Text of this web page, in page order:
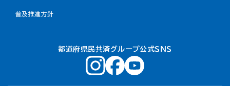
普及推進方針
都道府県民共済グループ公式ＳＮＳ